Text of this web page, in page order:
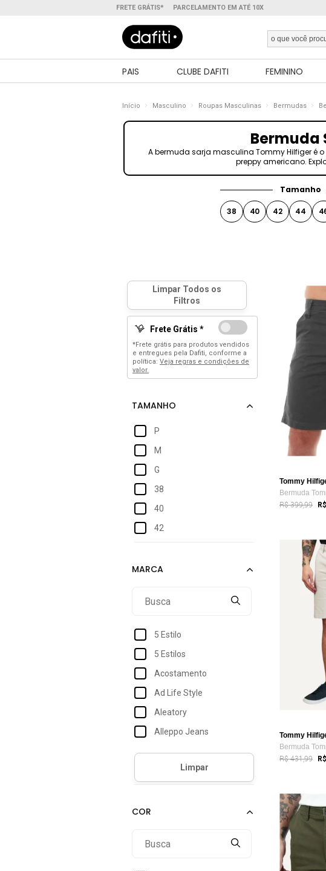
FRETE GRÁTIS* PARCELAMENTO EM ATÉ 10X
PAIS CLUBE DAFITI FEMININO
Início Masculino Roupas Masculinas Bermudas
Bermuda
A bermuda sarja masculina Tommy Hilfiger é
preppy americano.
Tamanho
38 40 42 44
Frete Grátis *
*Frete grátis para produtos vendidos
e entregues pela Dafiti, conforme a
política: Veja regras e condições de
valor.
P
M
G
38
40
42
46
5 Estilo
5 Estilos
Acostamento
Ad Life Style
Aleatory
Alleppo Jeans
Amil
Anticorpus Jeanswear
Balboa
Tommy
R$ 399,99
Tommy
R$ 431,99